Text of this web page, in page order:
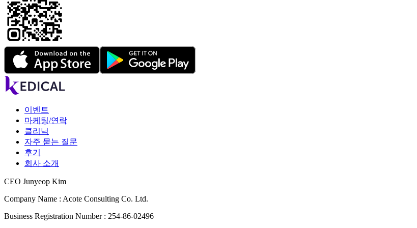
이벤트
마케팅/연락
클리닉
자주 묻는 질문
후기
회사 소개
CEO Junyeop Kim
Company Name : Acote Consulting Co. Ltd.
Business Registration Number : 254-86-02496